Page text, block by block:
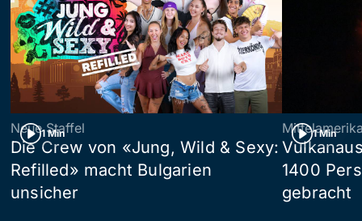
1 Min
Neue Staffel
Die Crew von «Jung, Wild & Sexy:
Refilled» macht Bulgarien
unsicher
1 Min
1400
gebracht